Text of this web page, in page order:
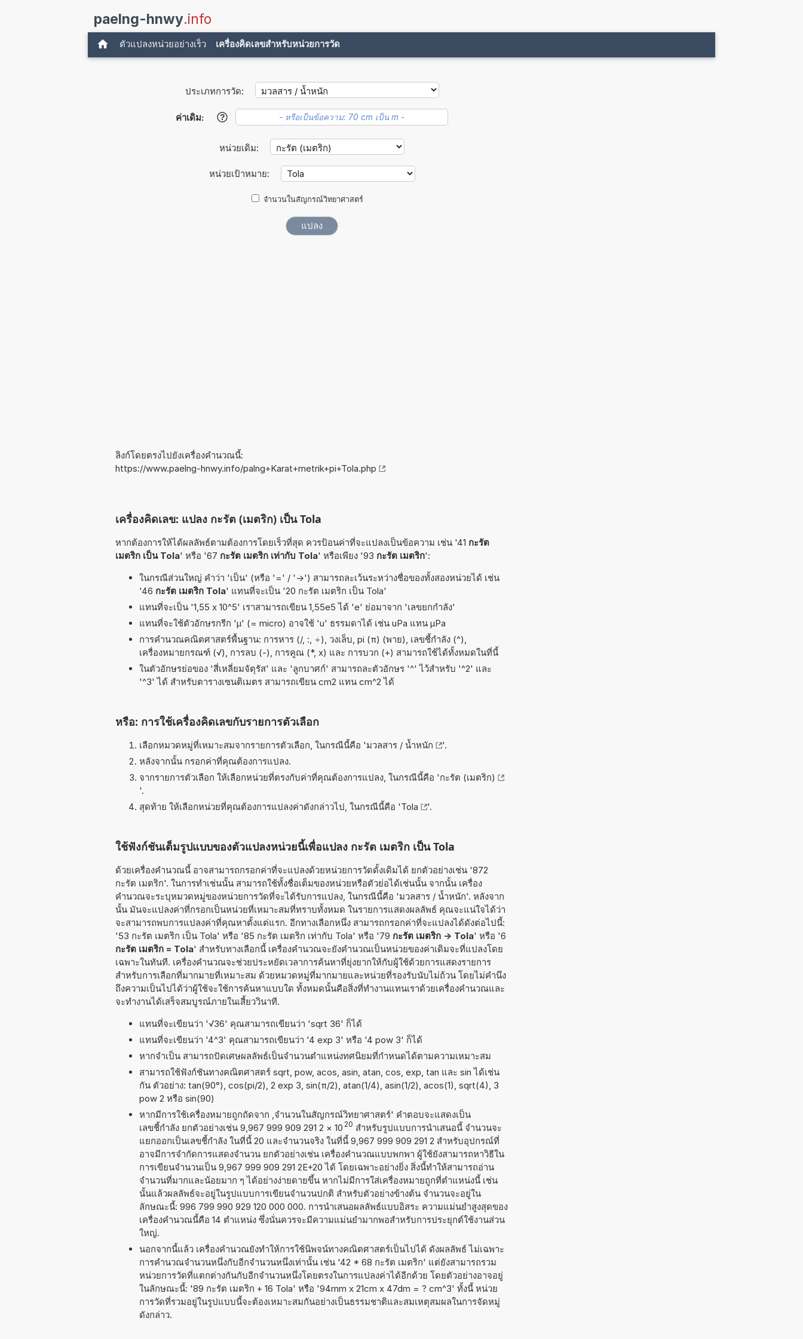
paelng-hnwy.info
ตัวแปลงหน่วยอย่างเร็ว เครื่องคิดเลขสำหรับหน่วยการวัด
ประเภทการวัด:
ค่าเดิม: ?
หน่วยเดิม:
หน่วยเป้าหมาย:
จำนวนในสัญกรณ์วิทยาศาสตร์
ลิงก์โดยตรงไปยังเครื่องคำนวณนี้:
https://www.paelng-hnwy.info/palng+Karat+metrik+pi+Tola.php
เครื่องคิดเลข: แปลง กะรัต (เมตริก) เป็น Tola
หากต้องการให้ได้ผลลัพธ์ตามต้องการโดยเร็วที่สุด ควรป้อนค่าที่จะแปลงเป็นข้อความ เช่น '41 กะรัต
เมตริก เป็น Tola' หรือ '67 กะรัต เมตริก เท่ากับ Tola' หรือเพียง '93 กะรัต เมตริก':
ในกรณีส่วนใหญ่ คำว่า 'เป็น' (หรือ '=' / '->') สามารถละเว้นระหว่างชื่อของทั้งสองหน่วยได้ เช่น
'46 กะรัต เมตริก Tola' แทนที่จะเป็น '20 กะรัต เมตริก เป็น Tola'
แทนที่จะเป็น '1,55 x 10^5' เราสามารถเขียน 1,55e5 ได้ 'e' ย่อมาจาก 'เลขยกกำลัง'
แทนที่จะใช้ตัวอักษรกรีก 'µ' (= micro) อาจใช้ 'u' ธรรมดาได้ เช่น uPa แทน µPa
การคำนวณคณิตศาสตร์พื้นฐาน: การหาร (/, :, ÷), วงเล็บ, pi (π) (พาย), เลขชี้กำลัง (^),
เครื่องหมายกรณฑ์ (√), การลบ (-), การคูณ (*, x) และ การบวก (+) สามารถใช้ได้ทั้งหมดในที่นี้
ในตัวอักษรย่อของ 'สี่เหลี่ยมจัตุรัส' และ 'ลูกบาศก์' สามารถละตัวอักษร '^' ไว้สำหรับ '^2' และ
'^3' ได้ สำหรับตารางเซนติเมตร สามารถเขียน cm2 แทน cm^2 ได้
หรือ: การใช้เครื่องคิดเลขกับรายการตัวเลือก
เลือกหมวดหมู่ที่เหมาะสมจากรายการตัวเลือก, ในกรณีนี้คือ 'มวลสาร / น้ำหนัก
'.
หลังจากนั้น กรอกค่าที่คุณต้องการแปลง.
จากรายการตัวเลือก ให้เลือกหน่วยที่ตรงกับค่าที่คุณต้องการแปลง, ในกรณีนี้คือ 'กะรัต (เมตริก)
'.
สุดท้าย ให้เลือกหน่วยที่คุณต้องการแปลงค่าดังกล่าวไป, ในกรณีนี้คือ 'Tola '.
ใช้ฟังก์ชันเต็มรูปแบบของตัวแปลงหน่วยนี้เพื่อแปลง กะรัต เมตริก เป็น Tola
ด้วยเครื่องคำนวณนี้ อาจสามารถกรอกค่าที่จะแปลงด้วยหน่วยการวัดดั้งเดิมได้ ยกตัวอย่างเช่น '872
กะรัต เมตริก'. ในการทำเช่นนั้น สามารถใช้ทั้งชื่อเต็มของหน่วยหรือตัวย่อได้เช่นนั้น จากนั้น เครื่อง
คำนวณจะระบุหมวดหมู่ของหน่วยการวัดที่จะได้รับการแปลง, ในกรณีนี้คือ 'มวลสาร / น้ำหนัก'. หลังจาก
นั้น มันจะแปลงค่าที่กรอกเป็นหน่วยที่เหมาะสมที่ทราบทั้งหมด ในรายการแสดงผลลัพธ์ คุณจะแน่ใจได้ว่า
จะสามารถพบการแปลงค่าที่คุณหาตั้งแต่แรก. อีกทางเลือกหนึ่ง สามารถกรอกค่าที่จะแปลงได้ดังต่อไปนี้:
'53 กะรัต เมตริก เป็น Tola' หรือ '85 กะรัต เมตริก เท่ากับ Tola' หรือ '79 กะรัต เมตริก -> Tola' หรือ '6
กะรัต เมตริก = Tola' สำหรับทางเลือกนี้ เครื่องคำนวณจะยังคำนวณเป็นหน่วยของค่าเดิมจะที่แปลงโดย
เฉพาะในทันที. เครื่องคำนวณจะช่วยประหยัดเวลาการค้นหาที่ยุ่งยากให้กับผู้ใช้ด้วยการแสดงรายการ
สำหรับการเลือกที่มากมายที่เหมาะสม ด้วยหมวดหมู่ที่มากมายและหน่วยที่รองรับนับไม่ถ้วน โดยไม่คำนึง
ถึงความเป็นไปได้ว่าผู้ใช้จะใช้การค้นหาแบบใด ทั้งหมดนั้นคือสิ่งที่ทำงานแทนเราด้วยเครื่องคำนวณและ
จะทำงานได้เสร็จสมบูรณ์ภายในเสี้ยววินาที.
แทนที่จะเขียนว่า '√36' คุณสามารถเขียนว่า 'sqrt 36' ก็ได้
แทนที่จะเขียนว่า '4^3' คุณสามารถเขียนว่า '4 exp 3' หรือ '4 pow 3' ก็ได้
หากจำเป็น สามารถปัดเศษผลลัพธ์เป็นจำนวนตำแหน่งทศนิยมที่กำหนดได้ตามความเหมาะสม
สามารถใช้ฟังก์ชันทางคณิตศาสตร์ sqrt, pow, acos, asin, atan, cos, exp, tan และ sin ได้เช่น
กัน ตัวอย่าง: tan(90°), cos(pi/2), 2 exp 3, sin(π/2), atan(1/4), asin(1/2), acos(1), sqrt(4), 3
pow 2 หรือ sin(90)
หากมีการใช้เครื่องหมายถูกถัดจาก ,จำนวนในสัญกรณ์วิทยาศาสตร์' คำตอบจะแสดงเป็น
เลขชี้กำลัง ยกตัวอย่างเช่น 9,967 999 909 291 2 × 10 20 สำหรับรูปแบบการนำเสนอนี้ จำนวนจะ
แยกออกเป็นเลขชี้กำลัง ในที่นี้ 20 และจำนวนจริง ในที่นี้ 9,967 999 909 291 2 สำหรับอุปกรณ์ที่
อาจมีการจำกัดการแสดงจำนวน ยกตัวอย่างเช่น เครื่องคำนวณแบบพกพา ผู้ใช้ยังสามารถหาวิธีใน
การเขียนจำนวนเป็น 9,967 999 909 291 2E+20 ได้ โดยเฉพาะอย่างยิ่ง สิ่งนี้ทำให้สามารถอ่าน
จำนวนที่มากและน้อยมาก ๆ ได้อย่างง่ายดายขึ้น หากไม่มีการใส่เครื่องหมายถูกที่ตำแหน่งนี้ เช่น
นั้นแล้วผลลัพธ์จะอยู่ในรูปแบบการเขียนจำนวนปกติ สำหรับตัวอย่างข้างต้น จำนวนจะอยู่ใน
ลักษณะนี้: 996 799 990 929 120 000 000. การนำเสนอผลลัพธ์แบบอิสระ ความแม่นยำสูงสุดของ
เครื่องคำนวณนี้คือ 14 ตำแหน่ง ซึ่งนั่นควรจะมีความแม่นยำมากพอสำหรับการประยุกต์ใช้งานส่วน
ใหญ่.
นอกจากนี้แล้ว เครื่องคำนวณยังทำให้การใช้นิพจน์ทางคณิตศาสตร์เป็นไปได้ ดังผลลัพธ์ ไม่เฉพาะ
การคำนวณจำนวนหนึ่งกับอีกจำนวนหนึ่งเท่านั้น เช่น '42 * 68 กะรัต เมตริก' แต่ยังสามารถรวม
หน่วยการวัดที่แตกต่างกันกับอีกจำนวนหนึ่งโดยตรงในการแปลงค่าได้อีกด้วย โดยตัวอย่างอาจอยู่
ในลักษณะนี้: '89 กะรัต เมตริก + 16 Tola' หรือ '94mm x 21cm x 47dm = ? cm^3' ทั้งนี้ หน่วย
การวัดที่รวมอยู่ในรูปแบบนี้จะต้องเหมาะสมกันอย่างเป็นธรรมชาติและสมเหตุสมผลในการจัดหมู่
ดังกล่าว.